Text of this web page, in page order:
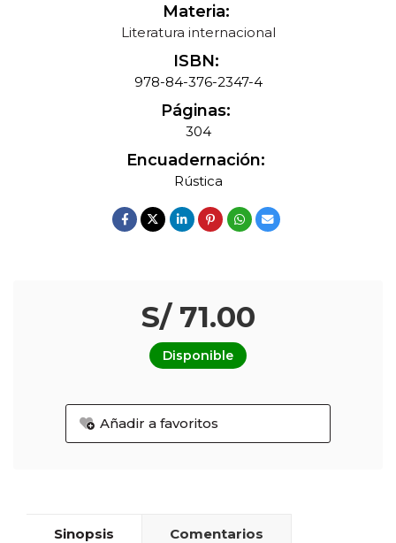
Materia:
Literatura internacional
ISBN:
978-84-376-2347-4
Páginas:
304
Encuadernación:
Rústica
S/ 71.00
Disponible
Añadir a favoritos
Sinopsis Comentarios